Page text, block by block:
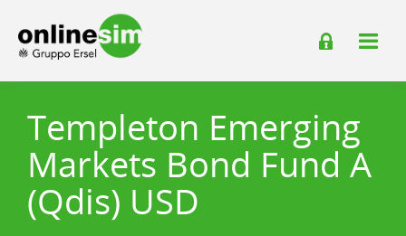
Templeton Emerging
Markets Bond Fund A
(Qdis) USD